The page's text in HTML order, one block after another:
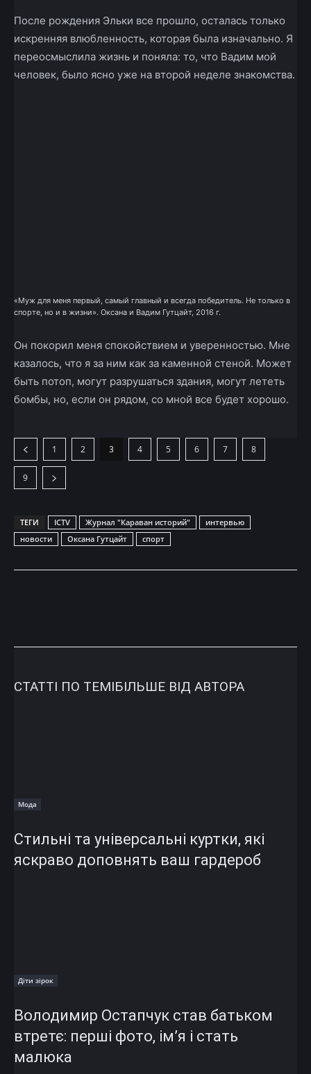
После рождения Эльки все прошло, осталась только
искренняя влюбленность, которая была изначально. Я
переосмыслила жизнь и поняла: то, что Вадим мой
человек, было ясно уже на второй неделе знакомства.
«Муж для меня первый, самый главный и всегда победитель. Не только в
спорте, но и в жизни». Оксана и Вадим Гутцайт, 2016 г.
Он покорил меня спокойствием и уверенностью. Мне
казалось, что я за ним как за каменной стеной. Может
быть потоп, могут разрушаться здания, могут лететь
бомбы, но, если он рядом, со мной все будет хорошо.
1 2 3 4 5 6 7 8
9
ТЕГИ ICTV Журнал "Караван историй"
интервью
новости
Оксана Гутцайт спорт
СТАТТІ ПО ТЕМІБІЛЬШЕ ВІД АВТОРА
Мода
Стильні та універсальні куртки, які
яскраво доповнять ваш гардероб
Діти зірок
Володимир Остапчук став батьком
втретє: перші фото, ім’я і стать
малюка